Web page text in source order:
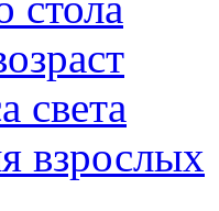
света
взрослых